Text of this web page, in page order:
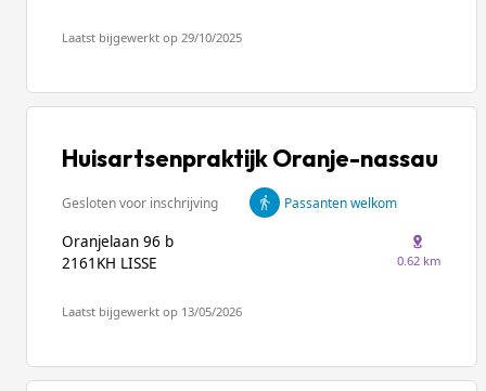
Laatst bijgewerkt op 29/10/2025
Huisartsenpraktijk Oranje-nassau
Gesloten voor inschrijving Passanten welkom
Oranjelaan 96 b
2161KH LISSE
0.62 km
Laatst bijgewerkt op 13/05/2026